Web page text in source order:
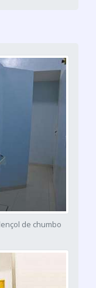
de chumbo